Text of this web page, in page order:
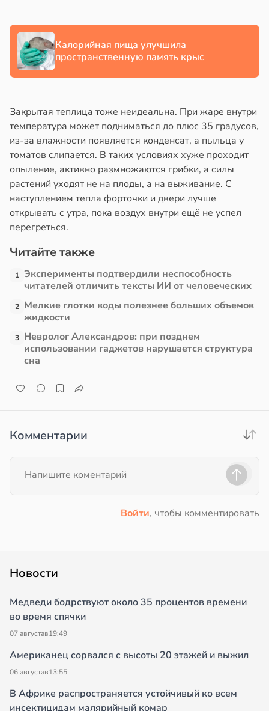
20:58
Калорийная пища улучшила
пространственную память крыс
Закрытая теплица тоже неидеальна. При жаре внутри
температура может подниматься до плюс 35 градусов,
из-за влажности появляется конденсат, а пыльца у
томатов слипается. В таких условиях хуже проходит
опыление, активно размножаются грибки, а силы
растений уходят не на плоды, а на выживание. С
наступлением тепла форточки и двери лучше
открывать с утра, пока воздух внутри ещё не успел
перегреться.
Читайте также
1 Эксперименты подтвердили неспособность
читателей отличить тексты ИИ от человеческих
2 Мелкие глотки воды полезнее больших объемов
жидкости
3 Невролог Александров: при позднем
использовании гаджетов нарушается структура
сна
Комментарии
Войти, чтобы комментировать
Новости
Медведи бодрствуют около 35 процентов времени
во время спячки
07 августав19:49
Американец сорвался с высоты 20 этажей и выжил
06 августав13:55
В Африке распространяется устойчивый ко всем
инсектицидам малярийный комар